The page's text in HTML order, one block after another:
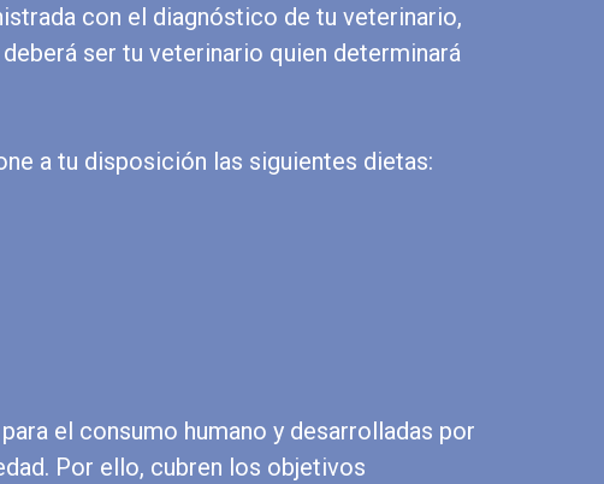
con el diagnóstico de tu veterinario,
ser tu veterinario quien determinará
a tu disposición las siguientes dietas:
el consumo humano y desarrolladas por
Por ello, cubren los objetivos